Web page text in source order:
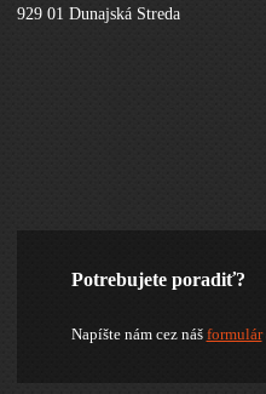
929 01 Dunajská Streda
Potrebujete poradiť?
Napíšte nám cez náš formulár